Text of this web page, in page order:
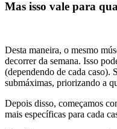
Mas isso vale para
Desta maneira, o mesmo
decorrer da semana. Isso
(dependendo de cada caso).
submáximas, priorizando a
Depois disso, começamos
mais específicas para cada